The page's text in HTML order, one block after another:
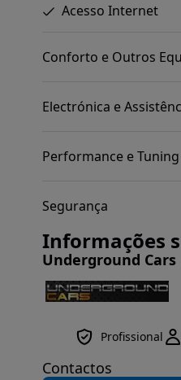
Acesso Internet
Conforto e Outros
Electrónica e
Performance e Tuning
Segurança
Informações
Underground Cars
Profissional
Contactos